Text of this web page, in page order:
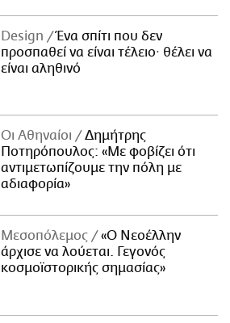
Design
Ένα σπίτι που δεν
προσπαθεί να είναι τέλειο· θέλει να
είναι αληθινό
Οι Αθηναίοι
Δημήτρης
Ποτηρόπουλος: «Με φοβίζει ότι
αντιμετωπίζουμε την πόλη με
αδιαφορία»
Μεσοπόλεμος
«Ο Νεοέλλην
άρχισε να λούεται. Γεγονός
κοσμοϊστορικής σημασίας»